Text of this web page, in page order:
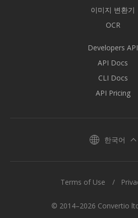
이미지 변환기
OCR
Developers API
API Docs
CLI Docs
API Pricing
한국어
© 2014–2026 Convertio
Terms of Use